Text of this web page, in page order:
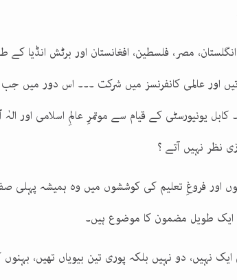
انگلستان، مصر، فلسطین، افغانستان اور برٹش انڈیا
اور عالمی کانفرنسز میں شرکت ۔۔۔ اس دور میں جب
کابل یونیورسٹی کے قیام سے موتمرِ عالمِ اسلامی اور
نظر نہیں آتے ؟
اور فروغِ تعلیم کی کوششوں میں وہ ہمیشہ
طویل مضمون کا موضوع ہیں۔
نہیں، دو نہیں بلکہ پوری تین بیویاں تھیں،